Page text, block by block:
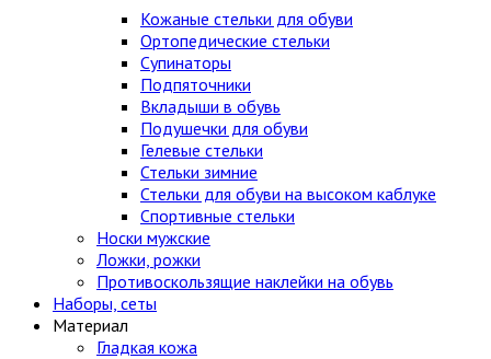
Кожаные стельки для обуви
Ортопедические стельки
Супинаторы
Подпяточники
Вкладыши в обувь
Подушечки для обуви
Гелевые стельки
Стельки зимние
Стельки для обуви на высоком каблуке
Спортивные стельки
Носки мужские
Ложки, рожки
Противоскользящие наклейки на обувь
Наборы, сеты
Материал
Гладкая кожа